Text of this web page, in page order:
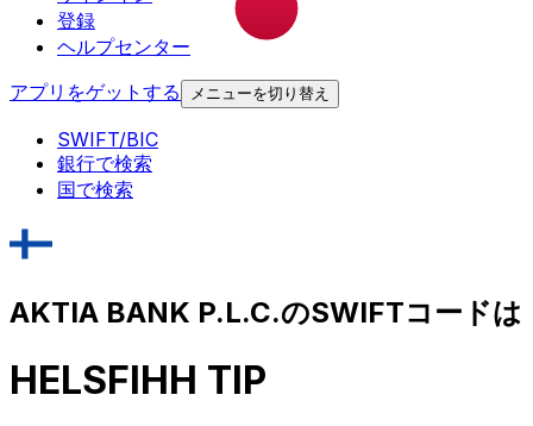
登録
ヘルプセンター
アプリをゲットする
メニューを切り替え
SWIFT/BIC
銀行で検索
国で検索
AKTIA BANK P.L.C.のSWIFTコードは
HELSFIHH TIP